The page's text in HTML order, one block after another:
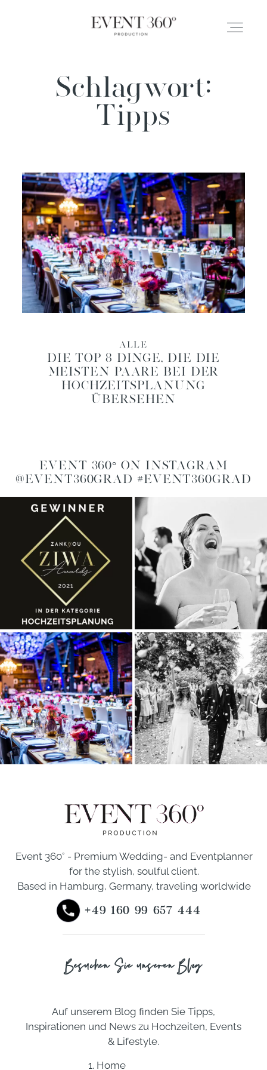
ABOUT
SERVICES
KONTAKT
Schlagwort:
Tipps
ALLE
DIE TOP 8 DINGE, DIE DIE
MEISTEN PAARE BEI DER
HOCHZEITSPLANUNG
ÜBERSEHEN
EVENT 360° ON INSTAGRAM
@EVENT360GRAD #EVENT360GRAD
Auf unserem Blog finden Sie Tipps,
Inspirationen und News zu Hochzeiten, Events
& Lifestyle.
Besuchen Sie unseren Blog
Event 360° - Premium Wedding- and Eventplanner
for the stylish, soulful client.
Based in Hamburg, Germany, traveling worldwide
+49 160 99 657 444
1. Home